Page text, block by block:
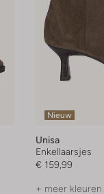
Nieuw
Unisa
Enkellaarsjes
€ 159,99
+ meer kleuren